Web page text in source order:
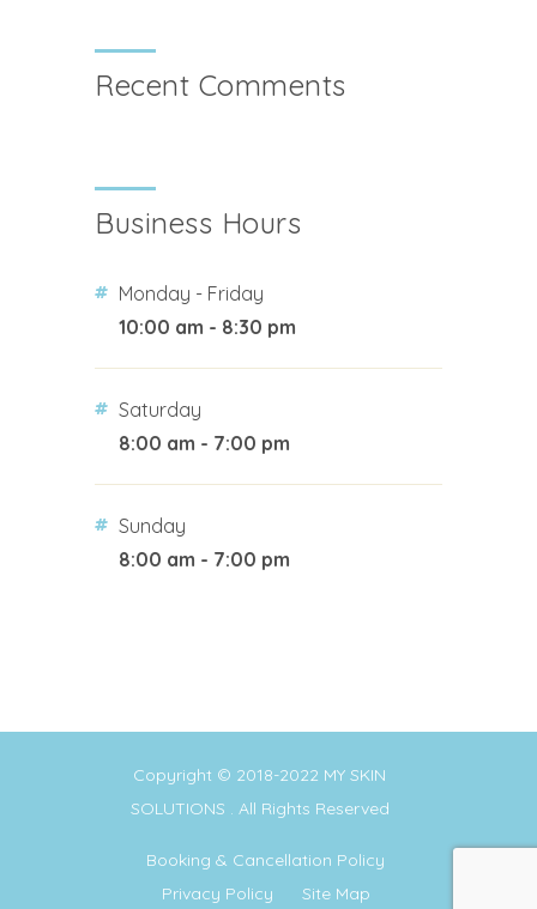
Recent Comments
Business Hours
Monday - Friday
10:00 am - 8:30 pm
Saturday
8:00 am - 7:00 pm
Sunday
8:00 am - 7:00 pm
Copyright © 2018-2022 MY SKIN
SOLUTIONS
. All Rights Reserved
Booking & Cancellation Policy
Privacy Policy
Site Map